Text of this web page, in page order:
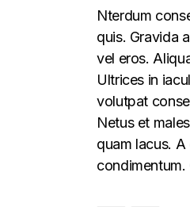
Nterdum
quis. Gravida
vel eros.
Ultrices in
volutpat
Netus et
quam lacus. A
condimentum.